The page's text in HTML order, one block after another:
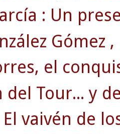
: Un
Gómez
el
del Tour... y
El vaivén de